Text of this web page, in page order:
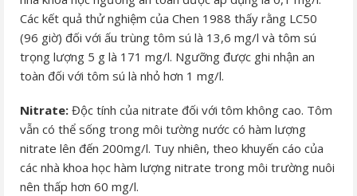
Các kết quả thử nghiệm của Chen 1988 thấy rằng LC50
(96 giờ) đối với ấu trùng tôm sú là 13,6 mg/l và tôm sú
trọng lượng 5 g là 171 mg/l. Ngưỡng được ghi nhận an
toàn đối với tôm sú là nhỏ hơn 1 mg/l.
Nitrate: Độc tính của nitrate đối với tôm không cao. Tôm
vẫn có thể sống trong môi tường nước có hàm lượng
nitrate lên đến 200mg/l. Tuy nhiên, theo khuyến cáo của
các nhà khoa học hàm lượng nitrate trong môi trường nuôi
nên thấp hơn 60 mg/l.